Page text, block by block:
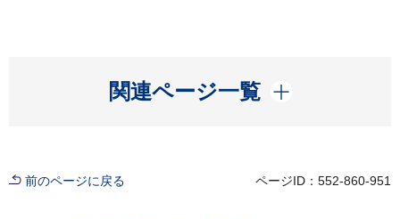
関連ページ一覧
開く
前のページに戻る ページID：552-860-951